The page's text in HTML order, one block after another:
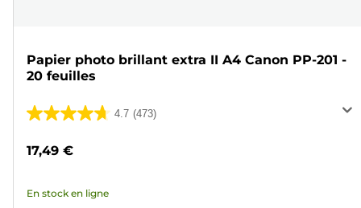
Papier photo brillant extra II A4 Canon PP-201 -
20 feuilles
4.7 (473)
4.7
473
17,49 €
En stock en ligne